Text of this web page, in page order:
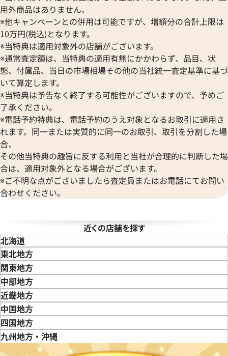
デイトジャスト 126303 ゴ
格
日時点の参考買取価格です
ロレックス デイトジャスト
レート文字盤
3,110,000円
※2026年3月時点の参考買取価
イトジャスト 41 126331 チ
字盤
クゴールド
ORIS
オリス
Audemars Piguet
オーデマ ピゲ
Vacheron Constantin
ヴァシュロン・コンスタンタン
Van Cleef & Arpels
ヴァンクリーフ＆アーペル
Versace
ヴェルサーチ
Wempe
ヴェンペ
ZENITH
ゼニス
ブローバ
Bell & Ross
ベル＆ロス
BAUME＆MERCIER
ボーム＆メルシエ
BALL Watch
ボール ウォッチ
用外商品はありません。
※他キャンペーンとの併用は可能ですが、増額分の合計上限は
10万円(税込)となります。
※当特典は適用対象外の店舗がございます。
※通常査定額は、当特典の適用有無にかかわらず、品目、状
態、付属品、当日の市場相場その他の当社統一査定基準に基づ
いて算定します。
※当特典は予告なく終了する可能性がございますので、予めご
了承ください。
※電話予約特典は、電話予約のうえ対象となるお取引に適用さ
れます。同一または実質的に同一のお取引、取引を分割した場
合、
その他当特典の趣旨に反する利用と当社が合理的に判断した場
合は、適用対象外となる場合がございます。
※ご不明な点がございましたら査定員またはお電話にてお問い
合わせください。
近くの店舗を探す
北海道
東北地方
青森県岩手県
関東地方
東京都神奈川県
中部地方
新潟県富山県
近畿地方
三重県滋賀県
中国地方
鳥取県島根県
四国地方
徳島県香川県愛媛県
九州地方・沖縄
福岡県
佐賀県 長崎県 熊本県大分県宮崎県鹿児島県